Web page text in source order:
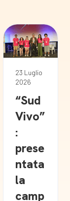
23 Luglio
2026
“Sud
Vivo”
:
prese
ntata
la
camp